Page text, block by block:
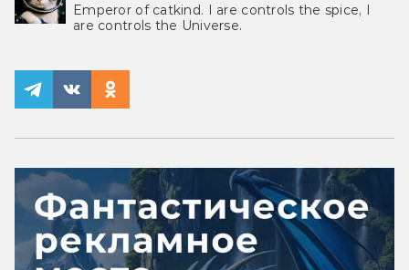
Emperor of catkind. I are controls the spice, I
are controls the Universe.